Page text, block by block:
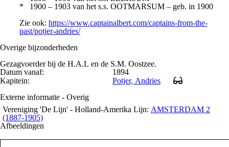
* 1900 – 1903 van het s.s. OOTMARSUM – geb. in 1900
Zie ook: https://www.captainalbert.com/captains-from-the-
past/potjer-andries/
Overige bijzonderheden
Gezagvoerder bij de H.A.L en de S.M. Oostzee.
Datum vanaf:
1894
Kapitein:
Potjer, Andries
Externe informatie - Overig
Vereniging 'De Lijn' - Holland-Amerika Lijn: AMSTERDAM 2
(1887-1905)
Afbeeldingen